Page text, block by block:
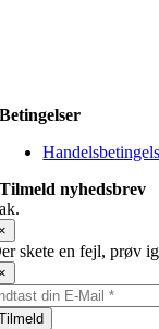
Betingelser
Tilmeld nyhedsbrev
skete en fejl, prøv